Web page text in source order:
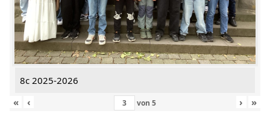
8c 2025-2026
«
‹ von 5 › »